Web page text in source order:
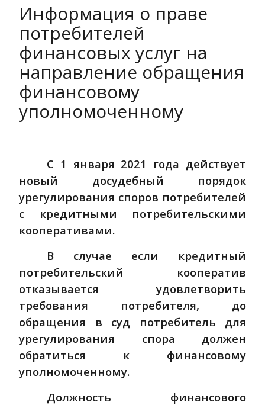
Информация о праве
потребителей
финансовых услуг на
направление обращения
финансовому
уполномоченному
С 1 января 2021 года действует
новый досудебный порядок
урегулирования споров потребителей
с кредитными потребительскими
кооперативами.
В случае если кредитный
потребительский кооператив
отказывается удовлетворить
требования потребителя, до
обращения в суд потребитель для
урегулирования спора должен
обратиться к финансовому
уполномоченному.
Должность финансового